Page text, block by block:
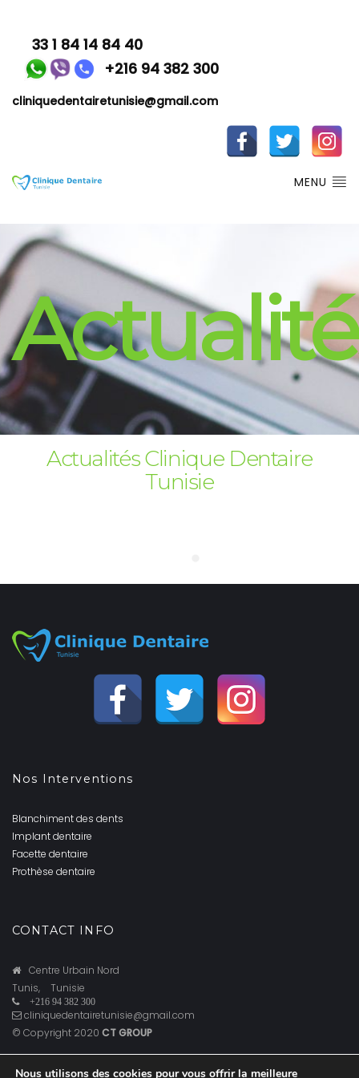
33 1 84 14 84 40
+216 94 382 300
cliniquedentairetunisie@gmail.com
MENU
Actualités Clinique Dentaire
Tunisie
Nos Interventions
Blanchiment des dents
Implant dentaire
Facette dentaire
Prothèse dentaire
CONTACT INFO
Centre Urbain Nord
Tunis,
Tunisie
+216 94 382 300
cliniquedentairetunisie@gmail.com
© Copyright 2020 CT GROUP
Nous utilisons des cookies pour vous offrir la meilleure